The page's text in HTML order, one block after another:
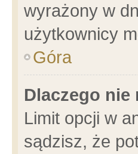
wyrażony w
użytkownicy
Góra
Dlaczego
Limit opcji w
sądzisz, że